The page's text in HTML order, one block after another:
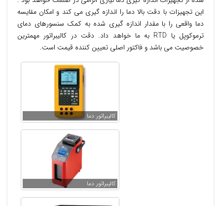
این تجهیزات با دقت بالا دما را اندازه گیری می کند و امکان مقایسه
دما واقعی را با مقدار اندازه گیری شده به کمک سنسورهای دمای
ترموکوپل یا RTD به ما خواهد داد. دقت در کالیبراتور مهمترین
خصوصیت می باشد و فاکتور اصلی تعیین کننده قیمت است.
کالیبراتور دما
کالیبراتور دما